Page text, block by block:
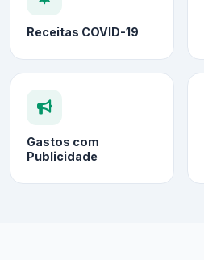
Receitas COVID-19
Gastos com
Publicidade